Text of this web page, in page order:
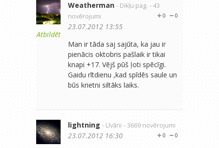
Atbildēt
Weatherman - Dikļu pag. - 43
novērojumi
0
0
23.07.2012 13:55
Man ir tāda saj sajūta, ka jau ir
pienācis oktobris pašlaik ir tikai
knapi +17. Vējš pūš ļoti spēcīgi.
Gaidu rītdienu ,kad spīdēs saule un
būs krietni siltāks laiks.
lightning - Līvāni - 3669 novērojumi
0
0
23.07.2012 16:30